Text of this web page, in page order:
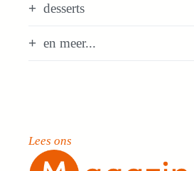
desserts
en meer...
Lees ons